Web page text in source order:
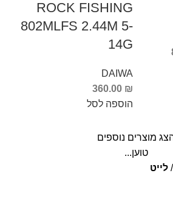
ROCK FISHING
802MLFS 2.44M 5-
14G
DAIWA
360.00 ₪
הוספה לסל
מוצרים נוספים
טוען...
/ לייט